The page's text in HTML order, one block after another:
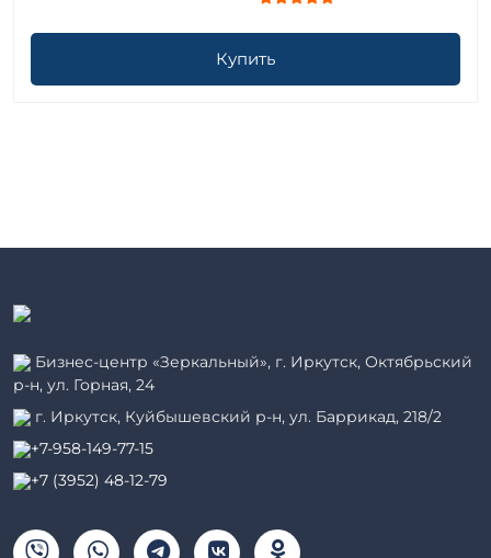
Купить
Бизнес-центр «Зеркальный», г. Иркутск, Октябрьский
р-н, ул. Горная, 24
г. Иркутск, Куйбышевский р-н, ул. Баррикад, 218/2
+7-958-149-77-15
+7 (3952) 48-12-79